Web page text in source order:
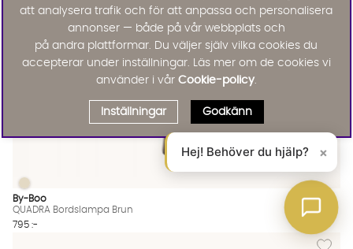
QUADRA Bordslampa Brun Finns även i dessa färger:
QUADRA Bordslampa Brun
By-Boo
QUADRA Bordslampa Brun
795 :-
Lägg
att analysera trafik och för att anpassa och personalisera
annonser — både på vår webbplats och
på andra plattformar. Du väljer själv vilka cookies du
accepterar under inställningar. Läs mer om de cookies vi
använder i vår Cookie-policy.
Inställningar Godkänn
Hej! Behöver du hjälp? ×